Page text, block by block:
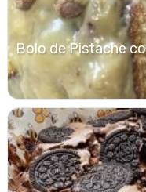
Bolo de Pistache